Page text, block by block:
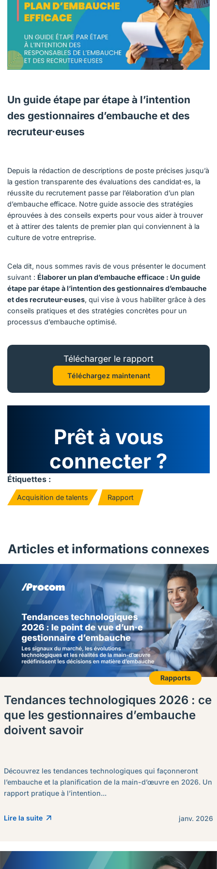
Nous joindre
Postes à pourvoir
Un guide étape par étape à l’intention
des gestionnaires d’embauche et des
recruteur·euses
Depuis la rédaction de descriptions de poste précises jusqu’à
la gestion transparente des évaluations des candidat·es, la
réussite du recrutement passe par l’élaboration d’un plan
d’embauche efficace. Notre guide associe des stratégies
éprouvées à des conseils experts pour vous aider à trouver
et à attirer des talents de premier plan qui conviennent à la
culture de votre entreprise.
Cela dit, nous sommes ravis de vous présenter le document
suivant : Élaborer un plan d’embauche efficace : Un guide
étape par étape à l’intention des gestionnaires d’embauche
et des recruteur·euses, qui vise à vous habiliter grâce à des
conseils pratiques et des stratégies concrètes pour un
processus d’embauche optimisé.
Télécharger le rapport
Téléchargez maintenant
Prêt à vous
connecter ?
Étiquettes :
Acquisition de talents Rapport
Articles et informations connexes
Rapports
Tendances technologiques 2026 : ce
que les gestionnaires d’embauche
doivent savoir
Découvrez les tendances technologiques qui façonneront
l’embauche et la planification de la main-d’œuvre en 2026. Un
rapport pratique à l’intention...
Lire la suite janv. 2026